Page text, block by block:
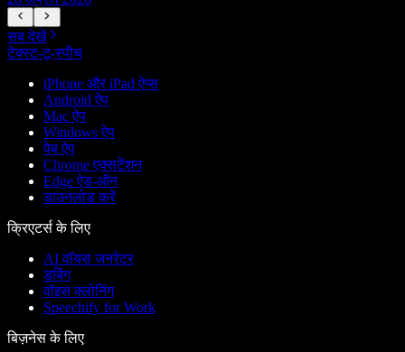
सब देखें
टेक्स्ट-टू-स्पीच
iPhone और iPad ऐप्स
Android ऐप
Mac ऐप
Windows ऐप
वेब ऐप
Chrome एक्सटेंशन
Edge ऐड-ऑन
डाउनलोड करें
क्रिएटर्स के लिए
AI वॉयस जनरेटर
डबिंग
वॉइस क्लोनिंग
Speechify for Work
बिज़नेस के लिए